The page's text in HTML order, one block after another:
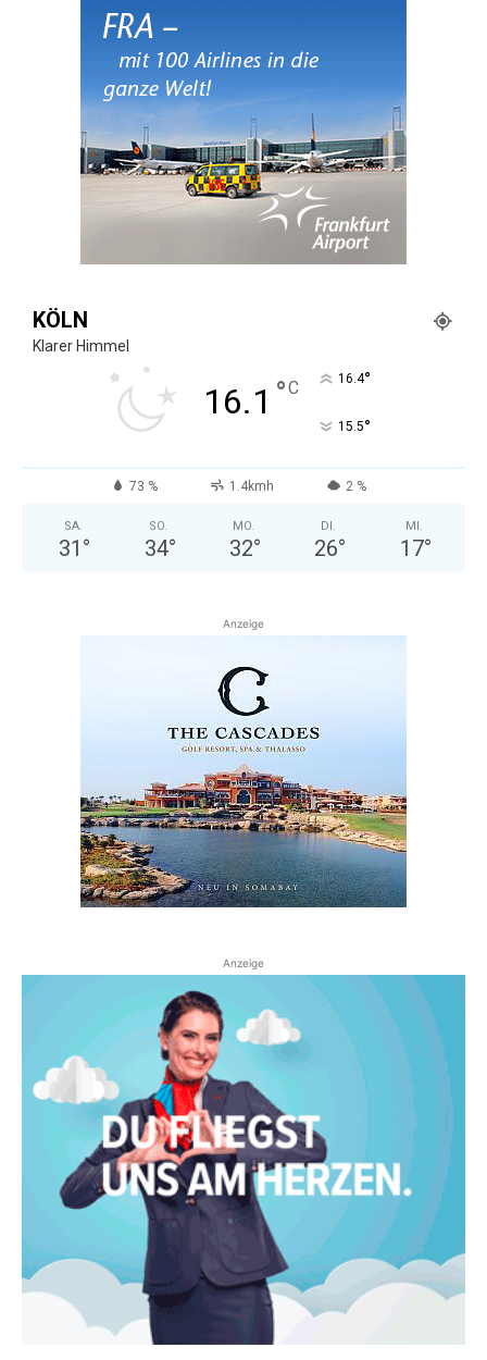
KÖLN
Klarer Himmel
16.1 °C 16.4°
15.5°
73 % 1.4kmh 2 %
SA.
31 °
SO.
34°
MO.
32°
DI.
26°
MI.
17°
Anzeige
Anzeige